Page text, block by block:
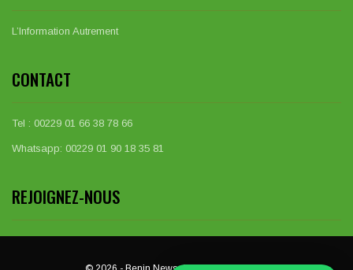
L’Information Autrement
CONTACT
Tel : 00229 01 66 38 78 66
Whatsapp: 00229 01 90 18 35 81
REJOIGNEZ-NOUS